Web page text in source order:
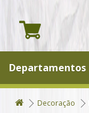
Departamentos
Decoração